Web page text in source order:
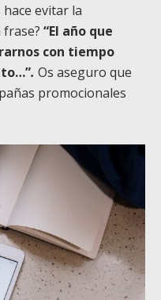
evitar la
frase? “El año que
con tiempo
. Os aseguro que
promocionales